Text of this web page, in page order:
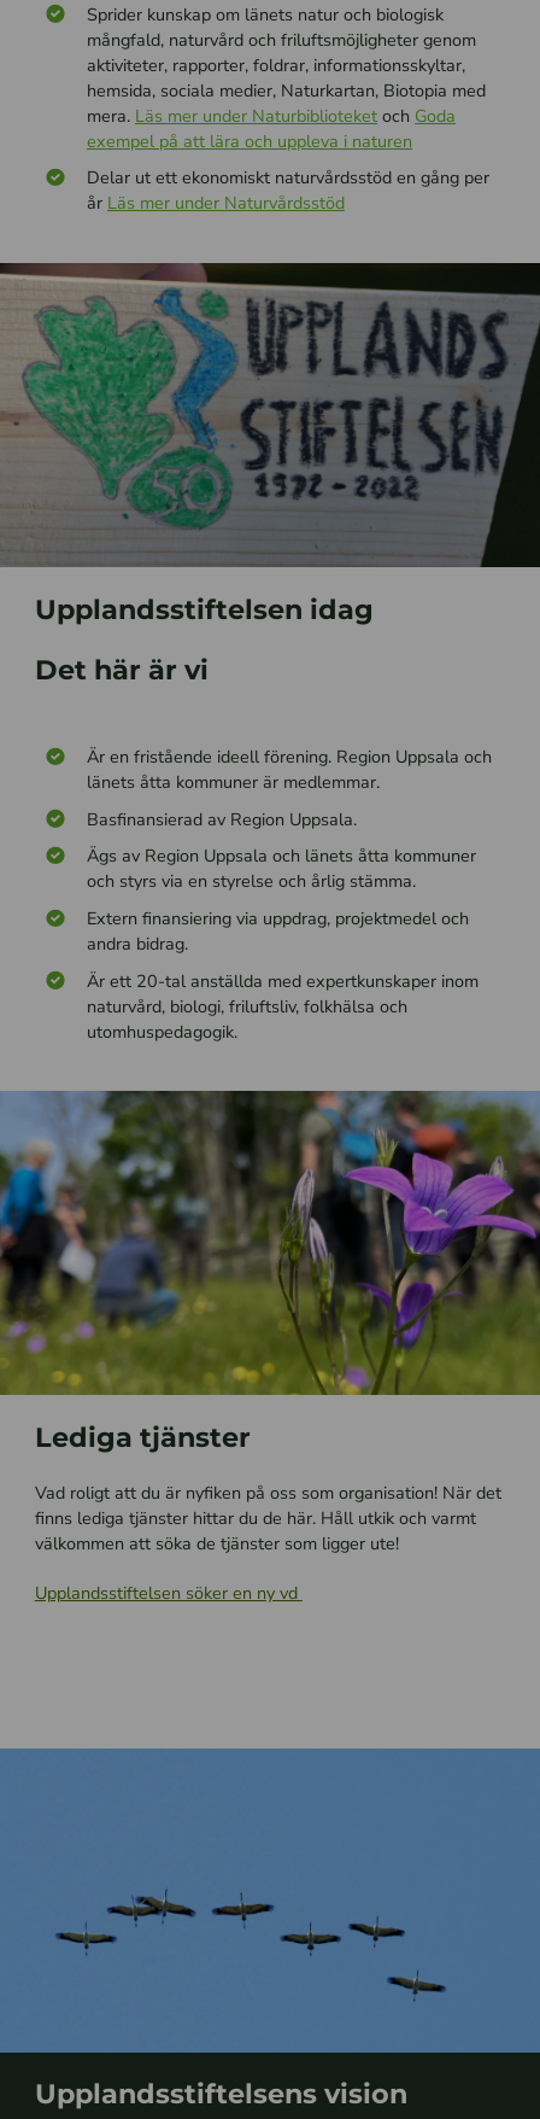
Sprider kunskap om länets natur och biologisk
mångfald, naturvård och friluftsmöjligheter genom
aktiviteter, rapporter, foldrar, informationsskyltar,
hemsida, sociala medier, Naturkartan, Biotopia med
mera. Läs mer under Naturbiblioteketoch Goda
exempel på att lära och uppleva i naturen
Delar ut ett ekonomiskt naturvårdsstöd en gång per
år Läs mer under Naturvårdsstöd
Upplandsstiftelsen idag
Det här är vi
Är en fristående ideell förening. Region Uppsala och
länets åtta kommuner är medlemmar.
Basfinansierad av Region Uppsala.
Ägs av Region Uppsala och länets åtta kommuner
och styrs via en styrelse och årlig stämma.
Extern finansiering via uppdrag, projektmedel och
andra bidrag.
Är ett 20-tal anställda med expertkunskaper inom
naturvård, biologi, friluftsliv, folkhälsa och
utomhuspedagogik.
Lediga tjänster
Vad roligt att du är nyfiken på oss som organisation! När det
finns lediga tjänster hittar du de här. Håll utkik och varmt
välkommen att söka de tjänster som ligger ute!
Upplandsstiftelsen söker en ny vd
Upplandsstiftelsens vision